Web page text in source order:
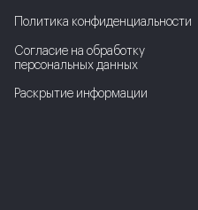
Политика конфиденциальности
Соглаcие на обработку
персональных данных
Раскрытие информации